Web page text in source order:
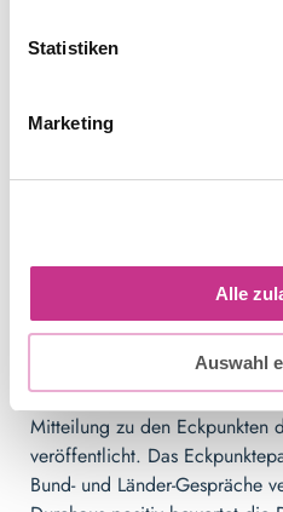
Statistiken
Marketing
Alle
Auswahl
Virusinfekten,
auf den Kinderstationen.
behandelt. Eine
momentan an
oft verbesserte
5. Kritik an
Krankenhausreform
Die Deutsche
Mitteilung zu den Eckpunkten
veröffentlicht. Das
Bund- und Länder-Gespräche